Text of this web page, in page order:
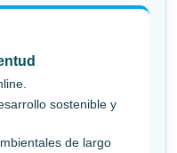
sostenible y
de largo